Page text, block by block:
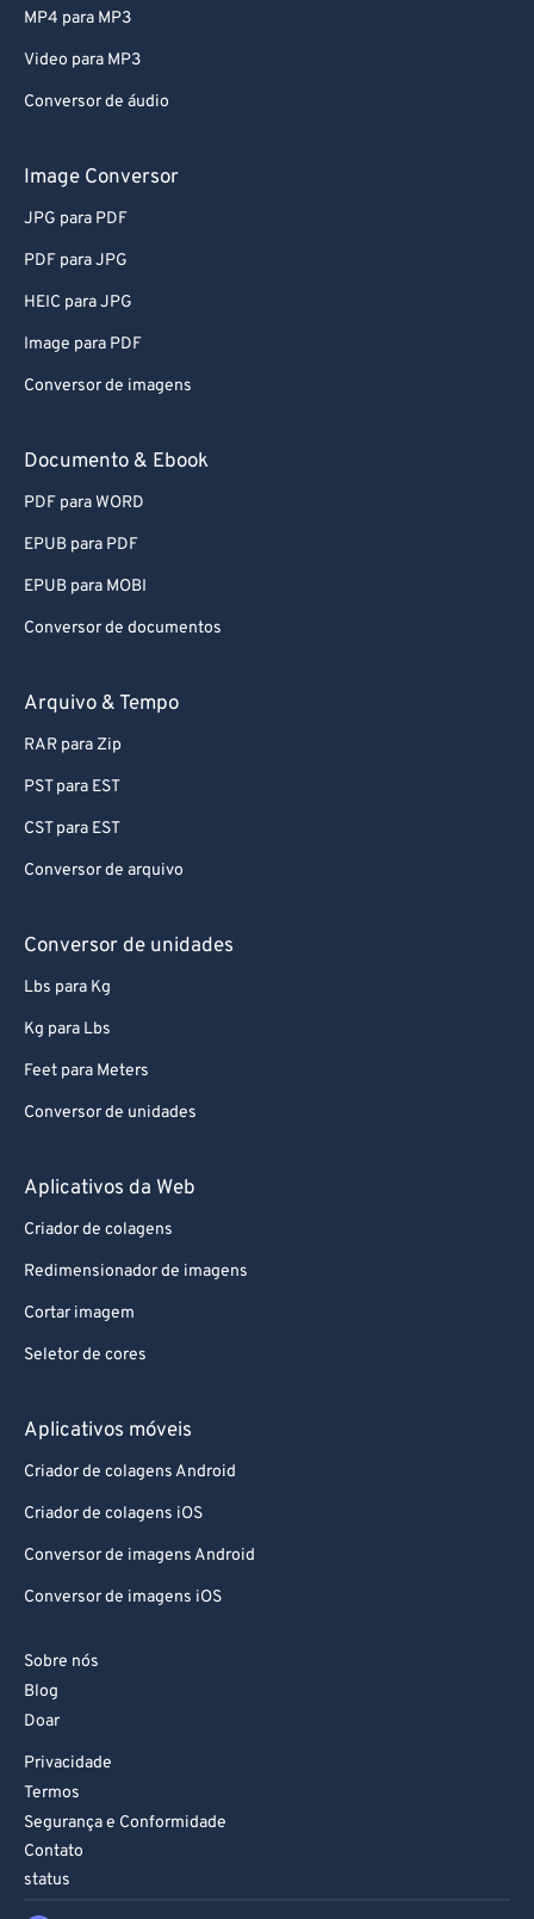
MP4 para MP3
Video para MP3
Conversor de áudio
Image Conversor
JPG para PDF
PDF para JPG
HEIC para JPG
Image para PDF
Conversor de imagens
Documento & Ebook
PDF para WORD
EPUB para PDF
EPUB para MOBI
Conversor de documentos
Arquivo & Tempo
RAR para Zip
PST para EST
CST para EST
Conversor de arquivo
Conversor de unidades
Lbs para Kg
Kg para Lbs
Feet para Meters
Conversor de unidades
Aplicativos da Web
Criador de colagens
Redimensionador de imagens
Cortar imagem
Seletor de cores
Aplicativos móveis
Criador de colagens Android
Criador de colagens iOS
Conversor de imagens Android
Conversor de imagens iOS
Sobre nós
Blog
Doar
Privacidade
Termos
Segurança e Conformidade
Contato
status